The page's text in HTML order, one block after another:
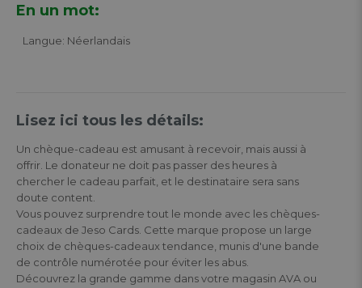
En un mot:
Langue: Néerlandais
Lisez ici tous les détails:
Un chèque-cadeau est amusant à recevoir, mais aussi à
offrir. Le donateur ne doit pas passer des heures à
chercher le cadeau parfait, et le destinataire sera sans
doute content.
Vous pouvez surprendre tout le monde avec les chèques-
cadeaux de Jeso Cards. Cette marque propose un large
choix de chèques-cadeaux tendance, munis d'une bande
de contrôle numérotée pour éviter les abus.
Découvrez la grande gamme dans votre magasin AVA ou